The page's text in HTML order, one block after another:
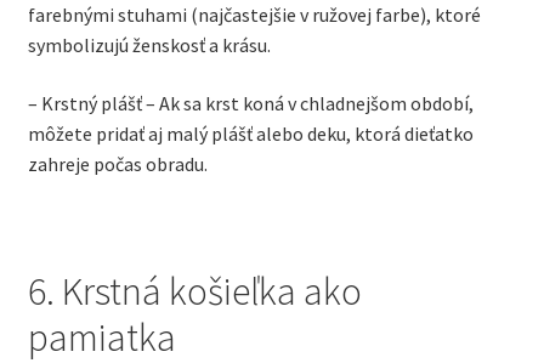
farebnými stuhami (najčastejšie v ružovej farbe), ktoré
symbolizujú ženskosť a krásu.
– Krstný plášť – Ak sa krst koná v chladnejšom období,
môžete pridať aj malý plášť alebo deku, ktorá dieťatko
zahreje počas obradu.
6. Krstná košieľka ako
pamiatka